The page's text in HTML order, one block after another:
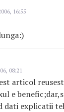
16:55
08:21
articol
e
dati explicatii